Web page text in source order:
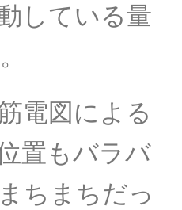
している量
電図による
置もバラバ
ちまちだっ